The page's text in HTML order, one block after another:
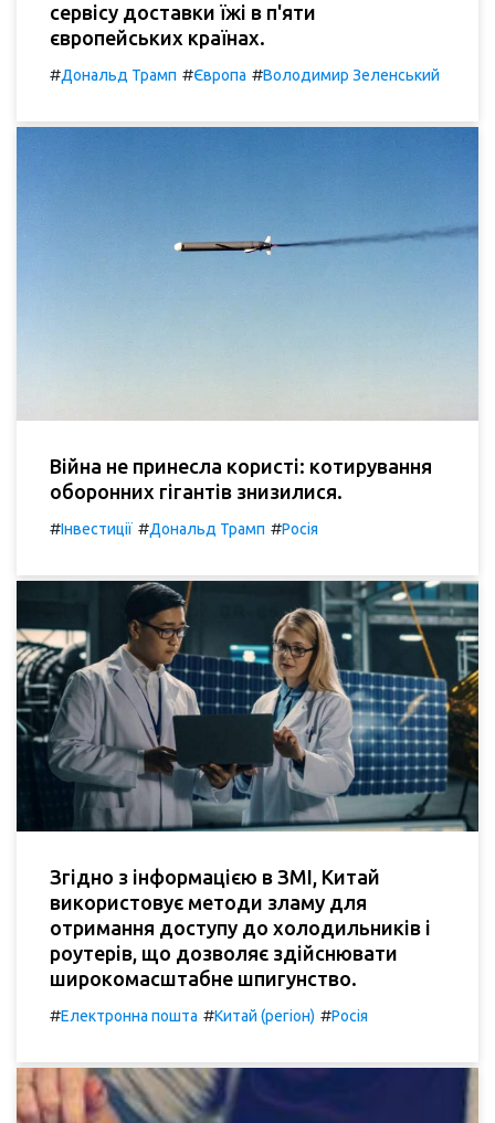
сервісу доставки їжі в п'яти
європейських країнах.
#Дональд Трамп #Європа #Володимир Зеленський
Війна не принесла користі: котирування
оборонних гігантів знизилися.
#Інвестиції #Дональд Трамп #Росія
Згідно з інформацією в ЗМІ, Китай
використовує методи зламу для
отримання доступу до холодильників і
роутерів, що дозволяє здійснювати
широкомасштабне шпигунство.
#Електронна пошта #Китай (регіон) #Росія